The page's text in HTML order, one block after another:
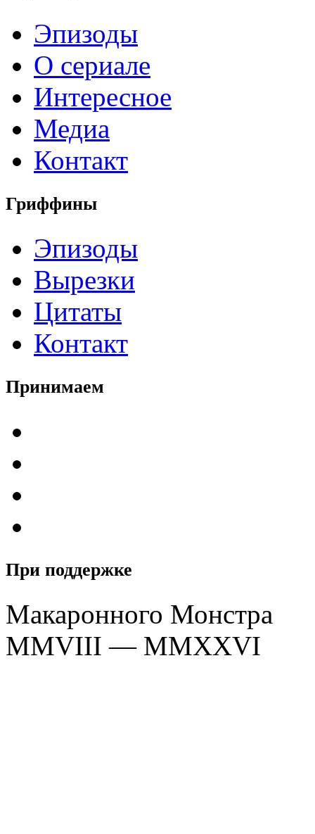
Эпизоды
О сериале
Интересное
Медиа
Контакт
Гриффины
Эпизоды
Вырезки
Цитаты
Контакт
Принимаем
При поддержке
Макаронного Монстра
MMVIII — MMXXVI